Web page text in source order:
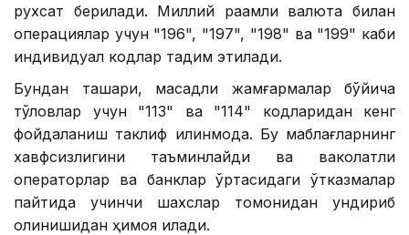
рухсат берилади. Миллий рақамли валюта билан
операциялар учун "196", "197", "198" ва "199" каби
индивидуал кодлар тақдим этилади.
Бундан ташқари, мақсадли жамғармалар бўйича
тўловлар учун "113" ва "114" кодларидан кенг
фойдаланиш таклиф қилинмоқда. Бу маблағларнинг
хавфсизлигини таъминлайди ва ваколатли
операторлар ва банклар ўртасидаги ўтказмалар
пайтида учинчи шахслар томонидан ундириб
олинишидан ҳимоя қилади.